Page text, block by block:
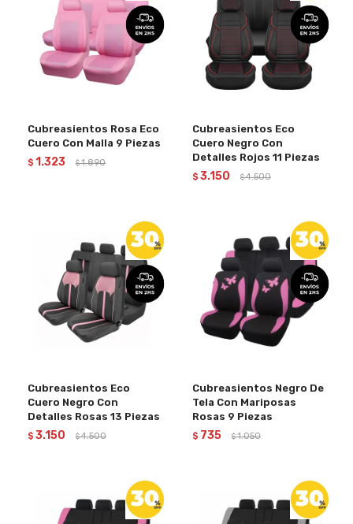
Cubreasientos Rosa Eco
Cuero Con Malla 9 Piezas
$ 1.323 $ 1.890
Cubreasientos Eco
Cuero Negro Con
Detalles Rojos 11 Piezas
$ 3.150 $ 4.500
Cubreasientos Eco
Cuero Negro Con
Detalles Rosas 13 Piezas
$ 3.150 $ 4.500
Cubreasientos Negro De
Tela Con Mariposas
Rosas 9 Piezas
$ 735 $ 1.050